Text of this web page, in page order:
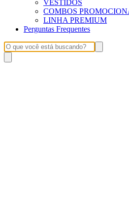
VESTIDOS
COMBOS
LINHA PREMIUM
Perguntas Frequentes